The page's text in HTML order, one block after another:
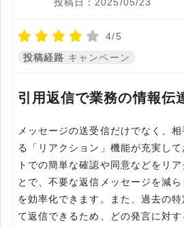
4/5
投稿経路 キャンペーン
引用返信で業務の情報伝
メッセージの送受信だけでなく、
る「リアクション」機能が充実し
トでの簡単な確認や同意などをリ
とで、不要な返信メッセージを減
を効率化できます。また、過去の
て返信できるため、どの発言に対